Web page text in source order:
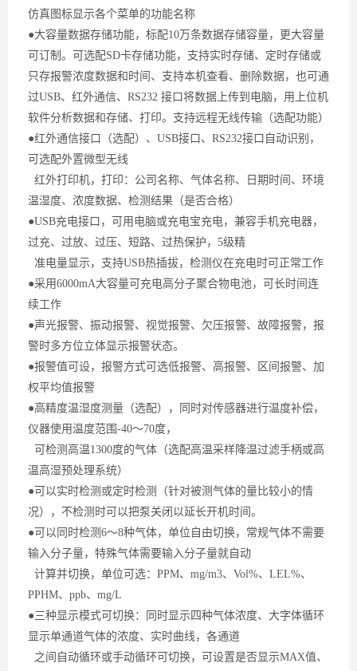
仿真图标显示各个菜单的功能名称
●大容量数据存储功能，标配10万条数据存储容量，更大容量
可订制。可选配SD卡存储功能，支持实时存储、定时存储或
只存报警浓度数据和时间、支持本机查看、删除数据，也可通
过USB、红外通信、RS232 接口将数据上传到电脑，用上位机
软件分析数据和存储、打印。支持远程无线传输（选配功能）
●红外通信接口（选配）、USB接口、RS232接口自动识别，
可选配外置微型无线
红外打印机，打印：公司名称、气体名称、日期时间、环境
温湿度、浓度数据、检测结果（是否合格）
●USB充电接口，可用电脑或充电宝充电，兼容手机充电器，
过充、过放、过压、短路、过热保护，5级精
准电量显示，支持USB热插拔，检测仪在充电时可正常工作
●采用6000mA大容量可充电高分子聚合物电池，可长时间连
续工作
●声光报警、振动报警、视觉报警、欠压报警、故障报警，报
警时多方位立体显示报警状态。
●报警值可设，报警方式可选低报警、高报警、区间报警、加
权平均值报警
●高精度温湿度测量（选配），同时对传感器进行温度补偿，
仪器使用温度范围-40～70度，
可检测 高温1300度的气体（选配高温采样降温过滤手柄或高
温高湿预处理系统）
●可以实时检测或定时检测（针对被测气体的量比较小的情
况），不检测时可以把泵关闭以延长开机时间。
●可以同时检测6～8种气体，单位自由切换，常规气体不需要
输入分子量，特殊气体需要输入分子量就自动
计算并切换，单位可选：PPM、mg/m3、Vol%、LEL%、
PPHM、ppb、mg/L
●三种显示模式可切换：同时显示四种气体浓度、大字体循环
显示单通道气体的浓度、实时曲线，各通道
之间自动循环或手动循环可切换，可设置是否显示MAX值、